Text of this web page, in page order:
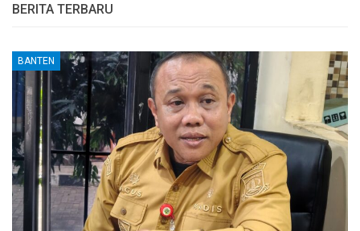
BERITA TERBARU
BANTEN